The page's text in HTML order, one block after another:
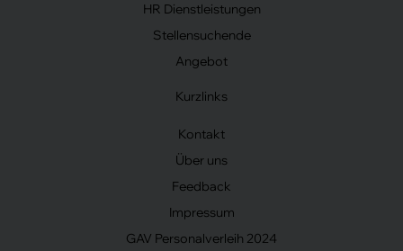
HR Dienstleistungen
Stellensuchende
Angebot
Kurzlinks
Kontakt
Über uns
Feedback
Impressum
GAV Personalverleih 2024